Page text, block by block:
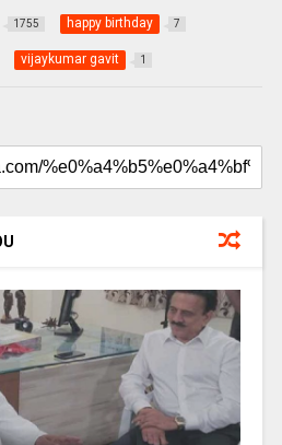
1755 happy birthday 7
vijaykumar gavit 1